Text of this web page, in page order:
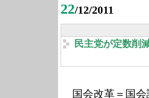
22/12/2011
民主党が定数削
国会改革＝国